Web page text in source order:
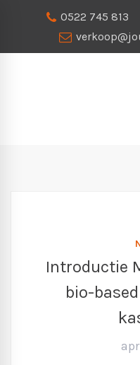
0522 745 813
Introductie
bio-